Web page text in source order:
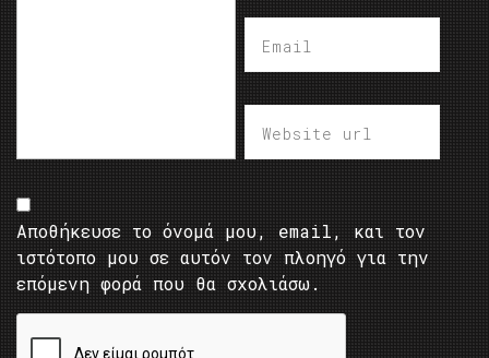
Αποθήκευσε το όνομά μου, email, και τον
ιστότοπο μου σε αυτόν τον πλοηγό για την
επόμενη φορά που θα σχολιάσω.